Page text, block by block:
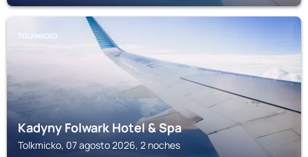
TOLKMICKO
Kadyny Folwark Hotel & Spa
Tolkmicko, 07 agosto 2026, 2 noches